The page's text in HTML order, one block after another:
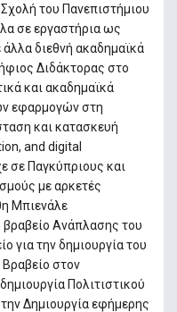
του Πανεπιστήμιου
σε εργαστήρια ως
διεθνή ακαδημαϊκά
Διδάκτορας στο
και ακαδημαϊκά
εφαρμογών στη
και κατασκευή
and digital
σε Παγκύπριους και
με αρκετές
Μπιενάλε
βραβείο Ανάπλασης του
για την δημιουργία του
στον
Πολιτιστικού
Δημιουργία εφήμερης